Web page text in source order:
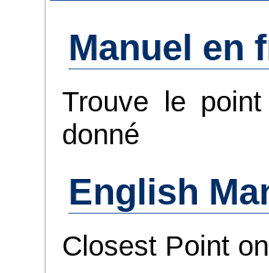
Manuel en
Trouve le
donné
English
Closest Point